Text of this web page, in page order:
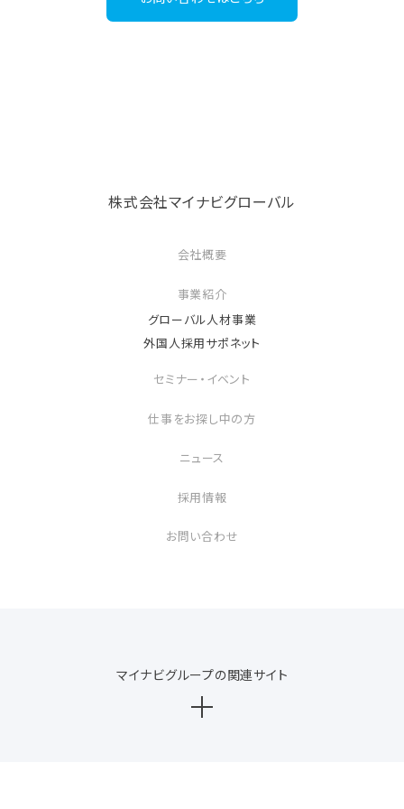
株式会社マイナビグローバル
会社概要
事業紹介
グローバル人材事業
外国人採用サポネット
セミナー・イベント
仕事をお探し中の方
ニュース
採用情報
お問い合わせ
マイナビグループの関連サイト